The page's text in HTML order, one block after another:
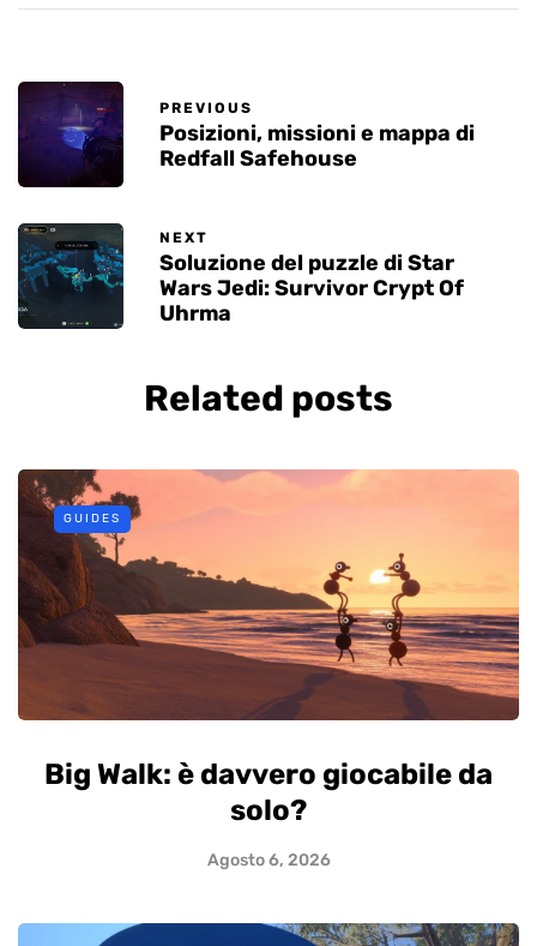
PREVIOUS
Posizioni, missioni e mappa di
Redfall Safehouse
NEXT
Soluzione del puzzle di Star
Wars Jedi: Survivor Crypt Of
Uhrma
Related posts
GUIDES
Big Walk: è davvero giocabile da
solo?
Agosto 6, 2026